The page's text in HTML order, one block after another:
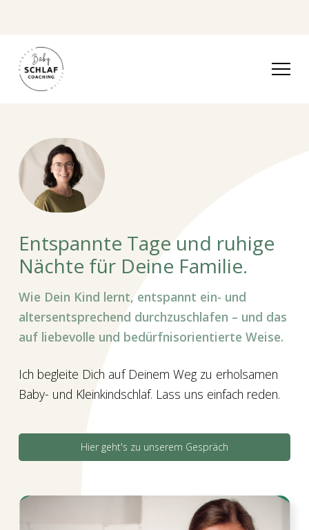
Entspannte Tage und ruhige
Nächte für Deine Familie.
Wie Dein Kind lernt, entspannt ein- und
altersentsprechend durchzuschlafen – und das
auf liebevolle und bedürfnisorientierte Weise.
Ich begleite Dich auf Deinem Weg zu erholsamen
Baby- und Kleinkindschlaf. Lass uns einfach reden.
Hier geht's zu unserem Gespräch